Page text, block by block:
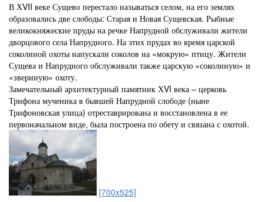
В ХVII веке Сущево перестало называться селом, на его землях
образовались две слободы: Старая и Новая Сущевская. Рыбные
великокняжеские пруды на речке Напрудной обслуживали жители
дворцового села Напрудного. На этих прудах во время царской
соколиной охоты напускали соколов на «мокрую» птицу. Жители
Сущева и Напрудного обслуживали также царскую «соколиную» и
«звериную» охоту.
Замечательный архитектурный памятник ХVI века – церковь
Трифона мученика в бывшей Напрудной слободе (ныне
Трифоновская улица) отреставрирована и восстановлена в ее
первоначальном виде, была построена по обету и связана с охотой.
[700x525]